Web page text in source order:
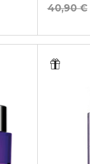
40,90 €